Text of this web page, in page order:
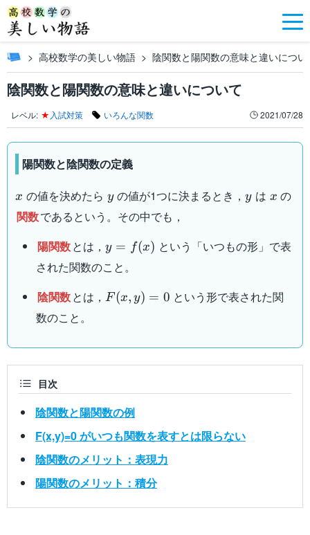
高校数学の美しい物語 陰関数と陽関数の意味と違いについ
陰関数と陽関数の意味と違いについて
レベル: ★ 入試対策 いろんな関数 2021/07/28
陽関数と陰関数の定義
x
x の値を決めたら y
yの値が1つに決まるとき，y
yは x
x の
関数であるという。その中でも，
陽関数とは，y=f(x)
y = f(x) という「いつもの形」で表
された関数のこと。
陰関数とは， F(x,y)=0
F(x, y) = 0 という形で表された関
数のこと。
目次
陰関数と陽関数の例
F(x,y)=0 がいつも関数を表すとは限らない
陰関数のメリット：表現力
陽関数のメリット：積分